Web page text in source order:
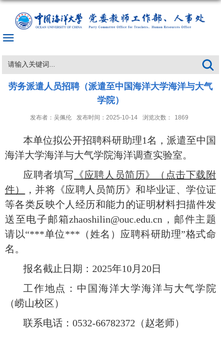
劳务派遣人员招聘（派遣至中国海洋大学海洋与大气
学院）
发布者：吴佩伦 发布时间：2025-10-14 浏览次数： 1869
本单位拟公开招聘科研助理1名，派遣至中国
海洋大学海洋与大气学院海洋调查实验室。
应聘者填写 《应聘人员简历》（点击下载附
件）
，并将《应聘人员简历》和毕业证、学位证
等各类反映个人经历和能力的证明材料扫描件发
送至电子邮箱zhaoshilin@ouc.edu.cn ，邮件主题
请以“***单位***（姓名）应聘科研助理”格式命
名。
报名截止日期： 2025年10月20日
工作地点：中国海洋大学海洋与大气学院
（崂山校区）
联系电话： 0532-66782372（赵老师）